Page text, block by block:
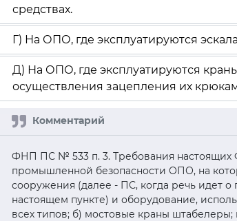
средствах.
Г) На ОПО, где эксплуатируются
Д) На ОПО, где эксплуатируются
осуществления зацепления их
ФНП ПС № 533 п. 3. Требования настоящих
промышленной безопасности ОПО, на
сооружения (далее - ПС, когда речь идет
настоящем пункте) и оборудование,
всех типов; б) мостовые краны